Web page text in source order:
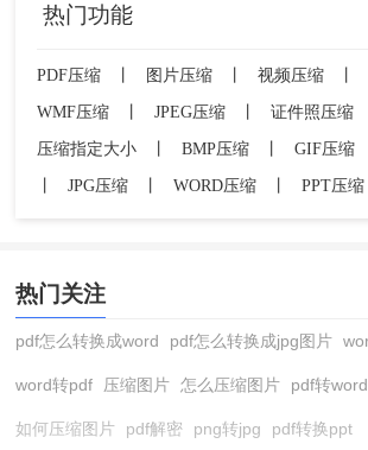
现体积已经显著减小。
注意点
这种方法是通过降低图片的分辨
的，如果将图片尺寸缩得过小，
会出现模糊或马赛克。
方法三：使用专业图像处理软件
对于摄影师、设计师或对画质有极高
热门功能
PDF压缩 图片压缩 视频压缩
WMF压缩
JPEG压缩 证件照压缩
压缩指定大小
BMP压缩 GIF压缩
JPG压缩 WORD压缩 PPT压缩
热门关注
pdf怎么转换成word pdf怎么转换成jpg图片
word转pdf 压缩图片 怎么压缩图片 pdf转
如何压缩图片 pdf解密 png转jpg pdf转换ppt